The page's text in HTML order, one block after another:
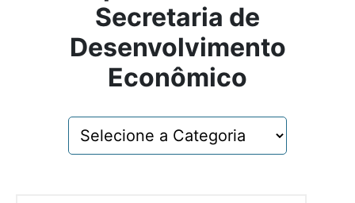
Secretaria de
Desenvolvimento
Econômico